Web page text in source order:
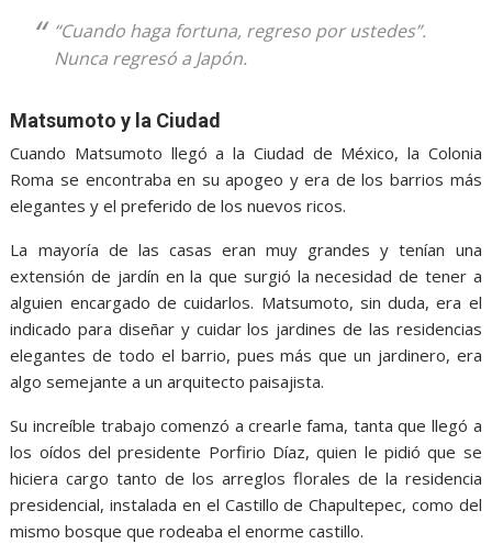
“Cuando haga fortuna, regreso por ustedes”.
Nunca regresó a Japón.
Matsumoto y la Ciudad
Cuando Matsumoto llegó a la Ciudad de México, la Colonia
Roma se encontraba en su apogeo y era de los barrios más
elegantes y el preferido de los nuevos ricos.
La mayoría de las casas eran muy grandes y tenían una
extensión de jardín en la que surgió la necesidad de tener a
alguien encargado de cuidarlos. Matsumoto, sin duda, era el
indicado para diseñar y cuidar los jardines de las residencias
elegantes de todo el barrio, pues más que un jardinero, era
algo semejante a un arquitecto paisajista.
Su increíble trabajo comenzó a crearle fama, tanta que llegó a
los oídos del presidente Porfirio Díaz, quien le pidió que se
hiciera cargo tanto de los arreglos florales de la residencia
presidencial, instalada en el Castillo de Chapultepec, como del
mismo bosque que rodeaba el enorme castillo.